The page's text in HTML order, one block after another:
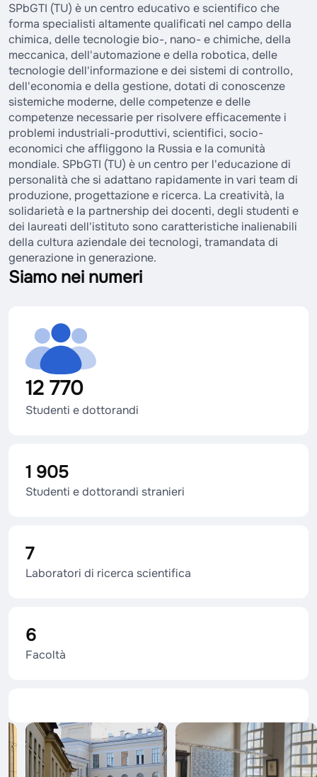
SPbGTI (TU) è un centro educativo e scientifico che
forma specialisti altamente qualificati nel campo della
chimica, delle tecnologie bio-, nano- e chimiche, della
meccanica, dell'automazione e della robotica, delle
tecnologie dell'informazione e dei sistemi di controllo,
dell'economia e della gestione, dotati di conoscenze
sistemiche moderne, delle competenze e delle
competenze necessarie per risolvere efficacemente i
problemi industriali-produttivi, scientifici, socio-
economici che affliggono la Russia e la comunità
mondiale. SPbGTI (TU) è un centro per l'educazione di
personalità che si adattano rapidamente in vari team di
produzione, progettazione e ricerca. La creatività, la
solidarietà e la partnership dei docenti, degli studenti e
dei laureati dell'istituto sono caratteristiche inalienabili
della cultura aziendale dei tecnologi, tramandata di
generazione in generazione.
Siamo nei numeri
12 770
Studenti e dottorandi
1 905
Studenti e dottorandi stranieri
7
Laboratori di ricerca scientifica
6
Facoltà